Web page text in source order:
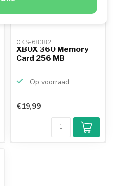
OKS-68382
XBOX 360 Memory
Card 256 MB
Op voorraad
€19,99